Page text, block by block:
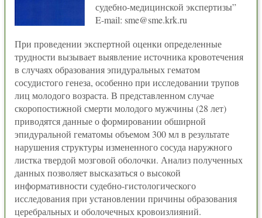
судебно-медицинской экспертизы”
E-mail: sme@sme.krk.ru
При проведении экспертной оценки определенные
трудности вызывает выявление источника кровотечения
в случаях образования эпидуральных гематом
сосудистого генеза, особенно при исследовании трупов
лиц молодого возраста. В представленном случае
скоропостижной смерти молодого мужчины (28 лет)
приводятся данные о формировании обширной
эпидуральной гематомы объемом 300 мл в результате
нарушения структуры измененного сосуда наружного
листка твердой мозговой оболочки. Анализ полученных
данных позволяет высказаться о высокой
информативности судебно-гистологического
исследования при установлении причины образования
церебральных и оболочечных кровоизлияний.